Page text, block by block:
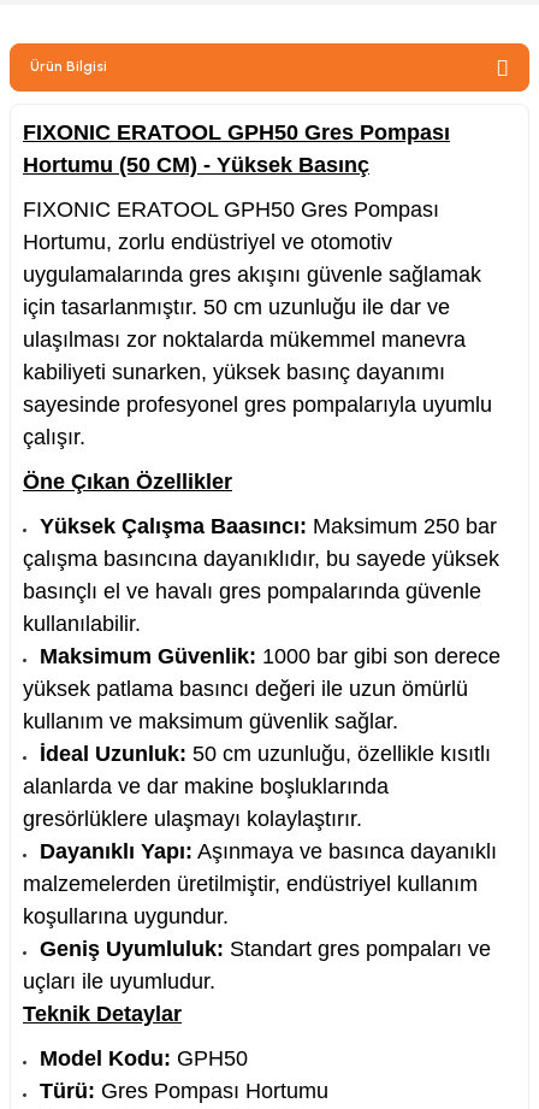
Ucu
ve Lehim Teli
Ürün Bilgisi
FIXONIC ERATOOL GPH50 Gres Pompası
Hortumu (50 CM) - Yüksek Basınç
FIXONIC ERATOOL GPH50 Gres Pompası
Hortumu, zorlu endüstriyel ve otomotiv
uygulamalarında gres akışını güvenle sağlamak
için tasarlanmıştır. 50 cm uzunluğu ile dar ve
ulaşılması zor noktalarda mükemmel manevra
kabiliyeti sunarken, yüksek basınç dayanımı
sayesinde profesyonel gres pompalarıyla uyumlu
çalışır.
Öne Çıkan Özellikler
Yüksek Çalışma Baasıncı: Maksimum 250 bar
çalışma basıncına dayanıklıdır, bu sayede yüksek
basınçlı el ve havalı gres pompalarında güvenle
kullanılabilir.
Maksimum Güvenlik: 1000 bar gibi son derece
yüksek patlama basıncı değeri ile uzun ömürlü
kullanım ve maksimum güvenlik sağlar.
İdeal Uzunluk: 50 cm uzunluğu, özellikle kısıtlı
alanlarda ve dar makine boşluklarında
gresörlüklere ulaşmayı kolaylaştırır.
Dayanıklı Yapı: Aşınmaya ve basınca dayanıklı
malzemelerden üretilmiştir, endüstriyel kullanım
koşullarına uygundur.
Geniş Uyumluluk: Standart gres pompaları ve
uçları ile uyumludur.
Teknik Detaylar
Model Kodu: GPH50
Türü: Gres Pompası Hortumu